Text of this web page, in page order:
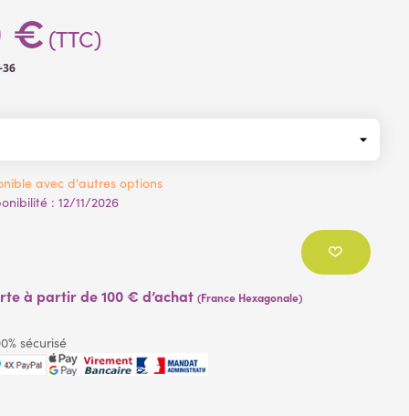
€ (TTC)
36
avec d'autres options
: 12/11/2026
à partir de 100 € d’achat(France Hexagonale)
sécurisé